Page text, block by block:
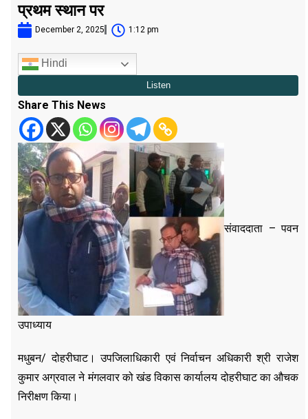
प्रथम स्थान पर
December 2, 2025 1:12 pm
Hindi
Share This News
संवाददाता – पवन
उपाध्याय
मधुबन/ दोहरीघाट। उपजिलाधिकारी एवं निर्वाचन अधिकारी श्री राजेश
कुमार अग्रवाल ने मंगलवार को खंड विकास कार्यालय दोहरीघाट का औचक
निरीक्षण किया।